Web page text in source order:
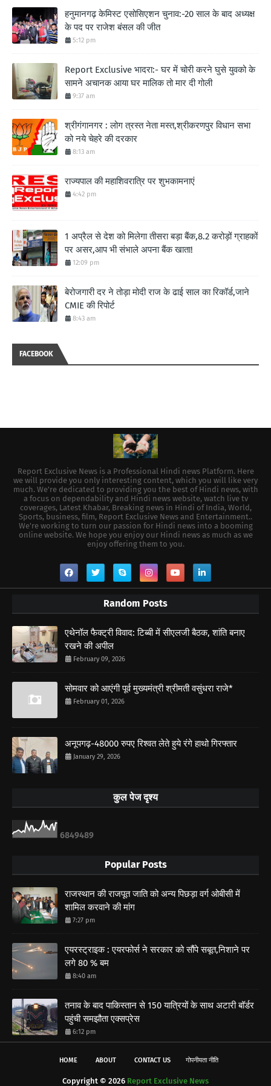
हनुमानगढ़ केमिस्ट एसोसिएशन चुनाव:-20 साल के बाद अध्यक्ष
के पद पर राजेश बंसल की जीत
5:12 pm
Report Exclusive भादरा:- घर में चोरी करने घुसे युवको के
सामने अचानक आया घर मालिक तो मार दी गोली
9:37 am
श्रीगंगानगर : लोग त्रस्त नेता मस्त,श्रीकरणपुर विधान सभा
को नये चेहरे की दरकार
8:13 am
राज्यपाल की महाशिवरात्रि पर शुभकामनाएं
4:42 pm
1 अप्रैल से देश को मिलेगा तीसरा बड़ा बैंक,8.2 करोड़ों ग्राहकों
पर असर,आप भी संभाले अपना बैंक खाता!
12:09 pm
बेरोजगारी दर ने तोड़ा मोदी राज के ढाई साल का रिकॉर्ड,जाने
CMIE की रिपोर्ट
8:43 am
FACEBOOK
Report Exclusive News is a Professional Hindi news Platform. Here
we will provide you only interesting content, which you will like very
much. We're dedicated to providing you the best of Hindi news, with
a focus on dependability and Hindi news website, watch live tv
coverages, Latest Khabar, Breaking news in Hindi of India, World,
Sports, business, film, Report Exclusive News and Entertainment..
We're working to turn our passion for Hindi news into a booming
online website. We hope you enjoy our Hindi news as much as we
enjoy offering them to you.
Random Posts
एथेनॉल फैक्ट्री विवाद: टिब्बी में सीएलजी बैठक, शांति बनाए
रखने की अपील
February 09, 2026
सोमवार को आएंगी पूर्व मुख्यमंत्री श्रीमती वसुंधरा राजे*
February 01, 2026
अनूपगढ़-48000 रुपए रिश्वत लेते हुये रंगे हाथो गिरफ्तार
January 29, 2026
कुल पेज दृश्य
6849489
Popular Posts
राजस्थान की राजपूत जाति को अन्य पिछड़ा वर्ग ओबीसी में
शामिल करवाने की मांग
7:27 pm
एयरस्ट्राइक : एयरफोर्स ने सरकार को सौंपे सबूत,निशाने पर
लगे 80 % बम
8:40 am
तनाव के बाद पाकिस्तान से 150 यात्रियों के साथ अटारी बॉर्डर
पहुंची समझौता एक्सप्रेस
6:12 pm
HOME ABOUT CONTACT US गोपनीयता नीति
Copyright © 2026 Report Exclusive News